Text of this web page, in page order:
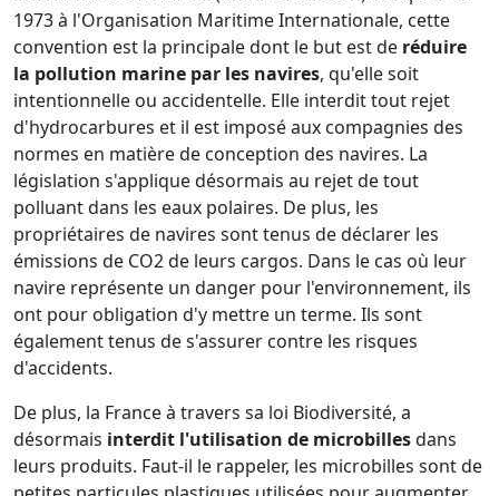
1973 à l'Organisation Maritime Internationale, cette
convention est la principale dont le but est de réduire
la pollution marine par les navires, qu'elle soit
intentionnelle ou accidentelle. Elle interdit tout rejet
d'hydrocarbures et il est imposé aux compagnies des
normes en matière de conception des navires. La
législation s'applique désormais au rejet de tout
polluant dans les eaux polaires. De plus, les
propriétaires de navires sont tenus de déclarer les
émissions de CO2 de leurs cargos. Dans le cas où leur
navire représente un danger pour l'environnement, ils
ont pour obligation d'y mettre un terme. Ils sont
également tenus de s'assurer contre les risques
d'accidents.
De plus, la France à travers sa loi Biodiversité, a
désormais interdit l'utilisation de microbillesdans
leurs produits. Faut-il le rappeler, les microbilles sont de